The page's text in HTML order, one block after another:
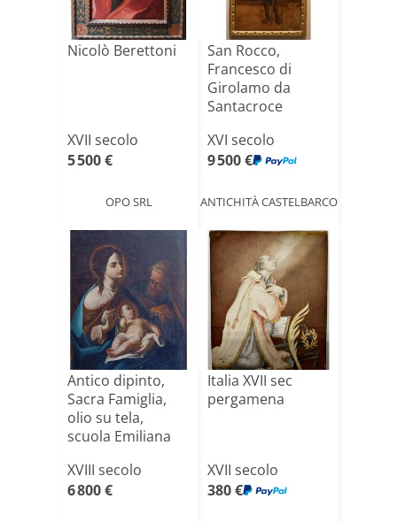
Nicolò Berettoni
XVII secolo
5 500 €
OPO SRL
San Rocco,
Francesco di
Girolamo da
Santacroce
15[...]
XVI secolo
9 500 €
ANTICHITÀ CASTELBARCO
Antico dipinto,
Sacra Famiglia,
olio su tela,
scuola Emiliana
XVIII secolo
6 800 €
Italia XVII sec
pergamena
XVII secolo
380 €